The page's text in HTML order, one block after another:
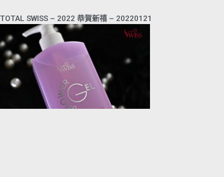
TOTAL SWISS – 2022 恭賀新禧 – 20220121